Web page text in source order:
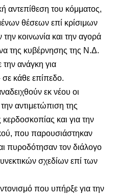
αντεπίθεση του κόμματος,
θέσεων επί κρίσιμων
κοινωνία και την αγορά
της κυβέρνησης της Ν.Δ.
ανάγκη για
κάθε επίπεδο.
εκ νέου οι
αντιμετώπιση της
κερδοσκοπίας και για την
που παρουσιάστηκαν
πυροδότησαν τον διάλογο
σχεδίων επί των
που υπήρξε για την